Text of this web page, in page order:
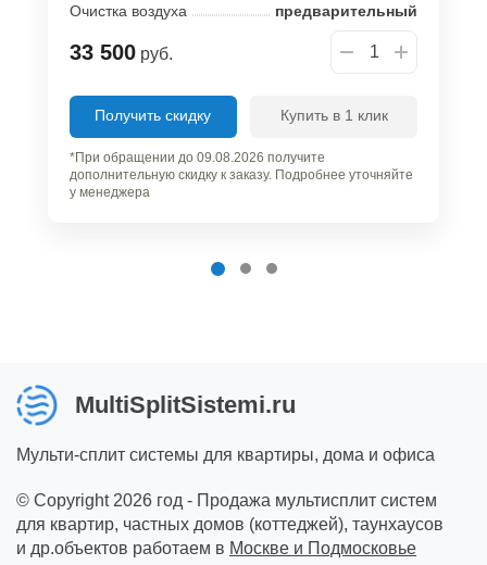
Очистка воздуха
предварительный
33 500 руб.
Получить скидку Купить в 1 клик
*При обращении до 09.08.2026 получите
дополнительную скидку к заказу. Подробнее уточняйте
у менеджера
MultiSplitSistemi.ru
Мульти-сплит системы для квартиры, дома и офиса
© Copyright 2026 год - Продажа мультисплит систем
для квартир, частных домов (коттеджей), таунхаусов
и др.объектов работаем в Москве и Подмосковье